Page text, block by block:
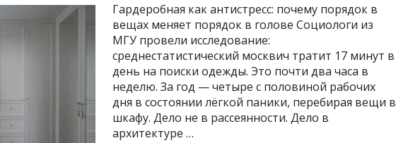
Гардеробная как антистресс: почему порядок в
вещах меняет порядок в голове Социологи из
МГУ провели исследование:
среднестатистический москвич тратит 17 минут в
день на поиски одежды. Это почти два часа в
неделю. За год — четыре с половиной рабочих
дня в состоянии лёгкой паники, перебирая вещи в
шкафу. Дело не в рассеянности. Дело в
архитектуре …